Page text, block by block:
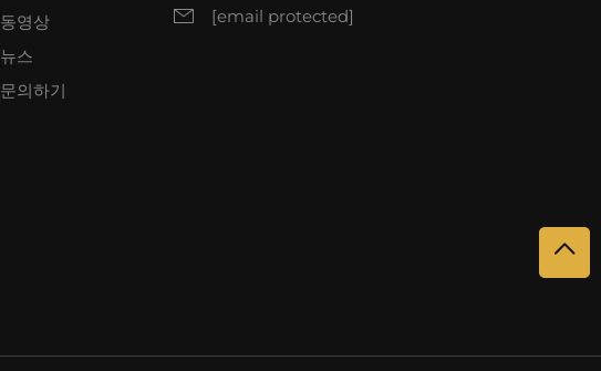
동영상
뉴스
문의하기
[email protected]